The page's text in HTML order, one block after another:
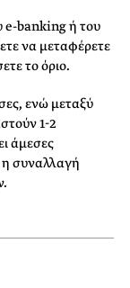
e-banking ή του
να μεταφέρετε
το όριο.
ενώ μεταξύ
1-2
άμεσες
συναλλαγή